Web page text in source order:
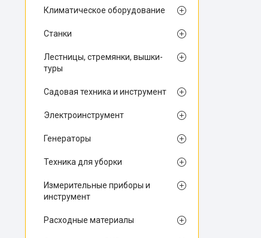
Климатическое оборудование
Станки
Лестницы, стремянки, вышки-
туры
Садовая техника и инструмент
Электроинструмент
Генераторы
Техника для уборки
Измерительные приборы и
инструмент
Расходные материалы